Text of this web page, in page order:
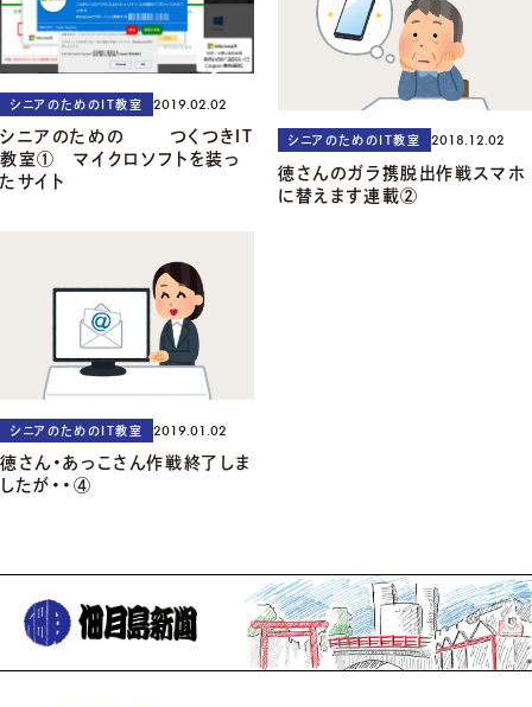
シニアのためのIT教室 2019.02.02
シニアのための つくつきＩＴ
教室① マイクロソフトを装っ
たサイト
シニアのためのIT教室 2018.12.02
徳さんのガラ携脱出作戦スマホ
に替えます連載②
シニアのためのIT教室 2019.01.02
徳さん・あっこさん作戦終了しま
したが・・④